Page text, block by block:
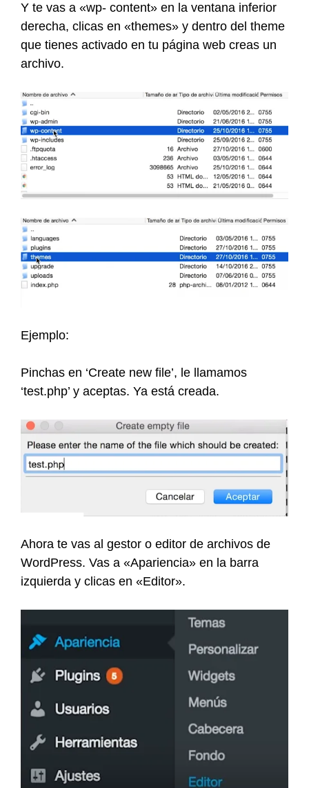
Y te vas a «wp- content» en la ventana inferior
derecha, clicas en «themes» y dentro del theme
que tienes activado en tu página web creas un
archivo.
Ejemplo:
Pinchas en ‘Create new file’, le llamamos
‘test.php’ y aceptas. Ya está creada.
Ahora te vas al gestor o editor de archivos de
WordPress. Vas a «Apariencia» en la barra
izquierda y clicas en «Editor».